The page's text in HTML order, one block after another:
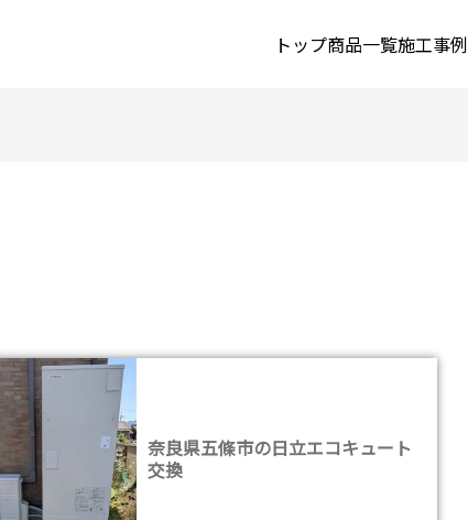
トップ商品一覧施工事例
奈良県五條市の日立エコキュート
交換